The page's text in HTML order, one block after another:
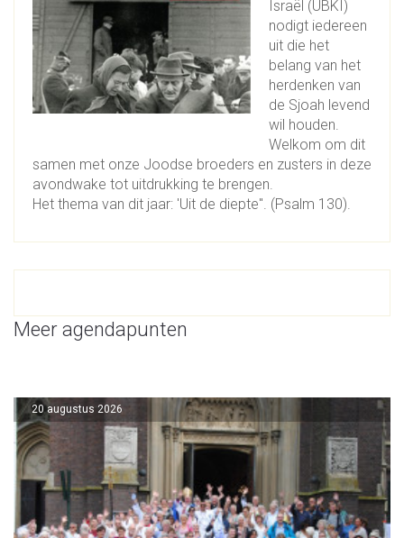
Israël (UBKI)
nodigt iedereen
uit die het
belang van het
herdenken van
de Sjoah levend
wil houden.
Welkom om dit
samen met onze Joodse broeders en zusters in deze
avondwake tot uitdrukking te brengen.
Het thema van dit jaar: 'Uit de diepte". (Psalm 130).
Meer agendapunten
20 augustus 2026